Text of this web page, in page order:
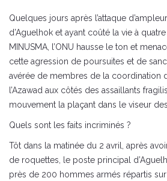
Quelques jours après l’attaque
d’Aguelhok et ayant coûté la vie à
MINUSMA, l’ONU hausse le ton et
cette agression de poursuites et de
avérée de membres de la coordination
l’Azawad aux côtés des assaillants
mouvement la plaçant dans le viseur
Quels sont les faits incriminés ?
Tôt dans la matinée du 2 avril, après
de roquettes, le poste principal
près de 200 hommes armés répartis